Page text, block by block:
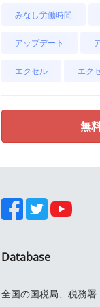
みなし労働時間
アップデート
エクセル エク
無
Database
全国の国税局、税務署